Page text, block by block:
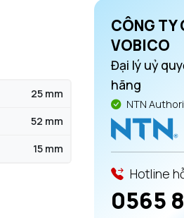
25 mm
52 mm
15 mm
CÔNG TY
VOBICO
Đại lý uỷ
hãng
NTN
Hotline
0565